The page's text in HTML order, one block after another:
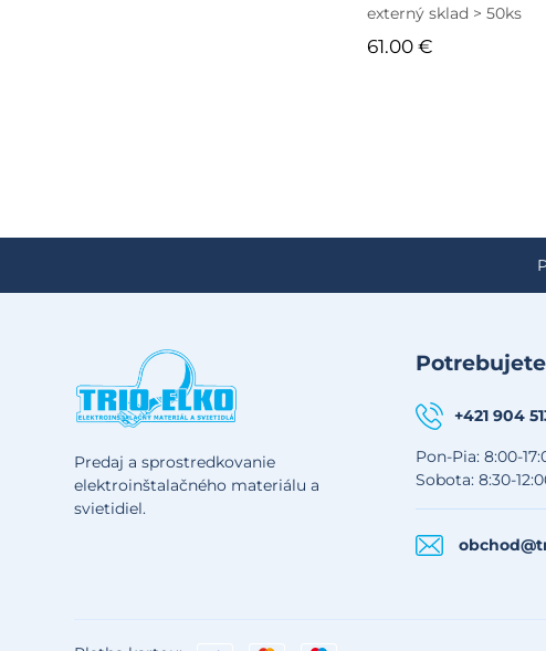
externý sklad > 50ks
61.00 €
Predaj a sprostredkovanie
elektroinštalačného materiálu a
svietidiel.
+421 904
Pon-Pia: 8:00-
Sobota: 8:30-